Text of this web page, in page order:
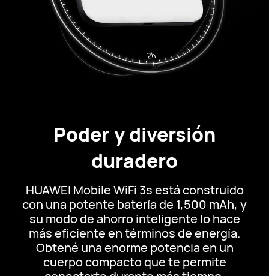
Poder y diversión
duradero
HUAWEI Mobile WiFi 3s está construido
con una potente batería de 1,500 mAh, y
su modo de ahorro inteligente lo hace
más eficiente en términos de energía.
Obtené una enorme potencia en un
cuerpo compacto que te permite